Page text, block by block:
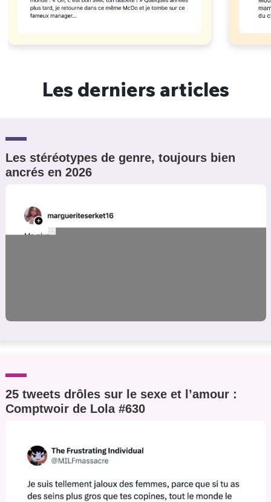
Les derniers articles
Les stéréotypes de genre, toujours bien
ancrés en 2026
25 tweets drôles sur le sexe et l’amour :
Comptwoir de Lola #630